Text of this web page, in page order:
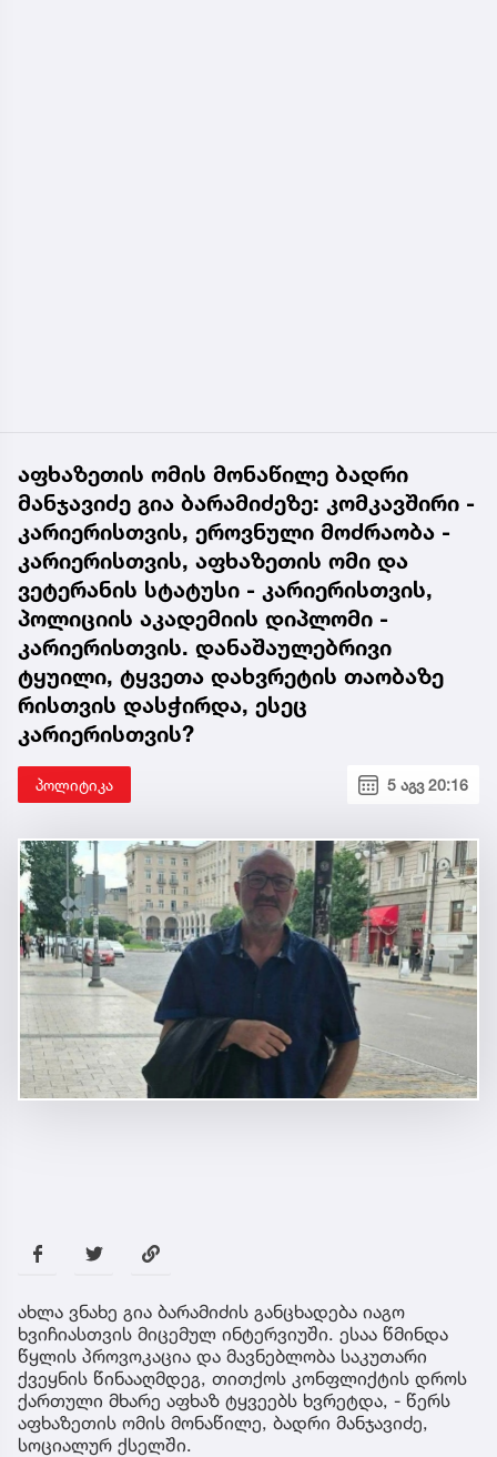
აფხაზეთის ომის მონაწილე ბადრი
მანჯავიძე გია ბარამიძეზე: კომკავშირი -
კარიერისთვის, ეროვნული მოძრაობა -
კარიერისთვის, აფხაზეთის ომი და
ვეტერანის სტატუსი - კარიერისთვის,
პოლიციის აკადემიის დიპლომი -
კარიერისთვის. დანაშაულებრივი
ტყუილი, ტყვეთა დახვრეტის თაობაზე
რისთვის დასჭირდა, ესეც
კარიერისთვის?
პოლიტიკა 5 აგვ 20:16
ახლა ვნახე გია ბარამიძის განცხადება იაგო
ხვიჩიასთვის მიცემულ ინტერვიუში. ესაა წმინდა
წყლის პროვოკაცია და მავნებლობა საკუთარი
ქვეყნის წინააღმდეგ, თითქოს კონფლიქტის დროს
ქართული მხარე აფხაზ ტყვეებს ხვრეტდა, - წერს
აფხაზეთის ომის მონაწილე, ბადრი მანჯავიძე,
სოციალურ ქსელში.